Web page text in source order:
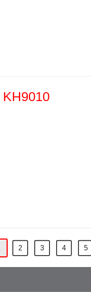
2 3 4 5